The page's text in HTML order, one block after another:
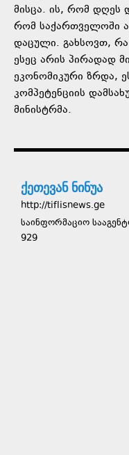
მისცა. ის, რომ დღეს
რომ საქართველოში
დაცული. გახსოვთ,
ესეც არის პირადად
ეკონომიკური ზრდა,
კომპეტენციის
მინისტრმა.
ქეთევან ნინუა
http://tiflisnews.ge
საინფორმაციო
929